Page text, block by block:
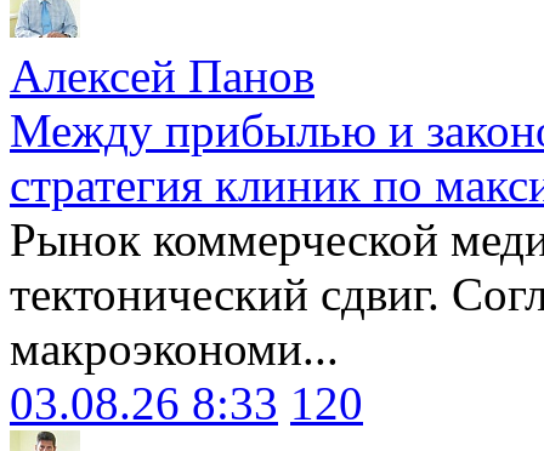
Алексей Панов
Между прибылью и
стратегия клиник по
Рынок коммерческой
тектонический сдвиг.
макроэкономи...
03.08.26 8:33 120